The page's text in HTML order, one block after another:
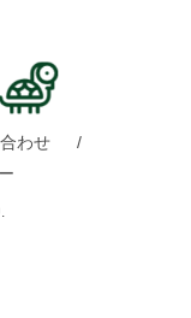
わせ